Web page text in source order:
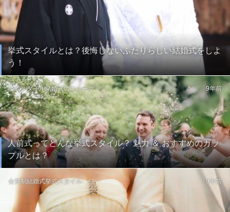
挙式スタイルとは？後悔しないふたりらしい結婚式をしよ
う！
人前式ってどんな挙式スタイル？ 魅力 ＆ おすすめのカッ
プルとは？
挙式スタイル結婚式のウンチク 9年前
会費制結婚式挙式スタイル 9年前